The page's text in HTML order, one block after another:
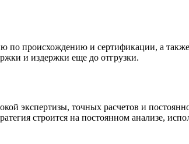
по происхождению и сертификации, а
и издержки еще до отгрузки.
экспертизы, точных расчетов и
строится на постоянном анализе,